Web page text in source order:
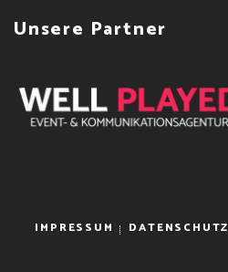
Unsere Partner
IMPRESSUM DATENSCHUTZ